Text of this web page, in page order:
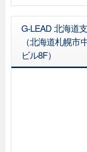
G-LEAD 北海道
（北海道札幌市
ビル8F）